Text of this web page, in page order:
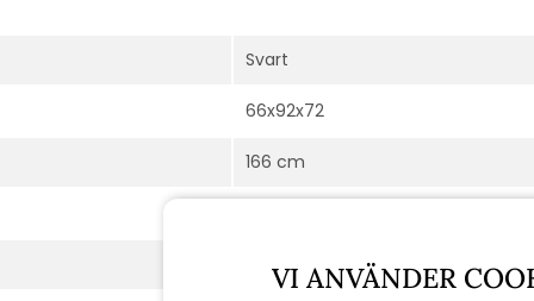
Svart
66x92x72
166 cm
122 cm
VI ANVÄNDER